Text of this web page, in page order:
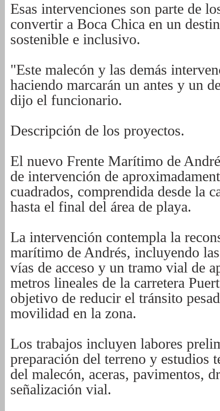
Esas intervenciones son parte de
convertir a Boca Chica en un
sostenible e inclusivo.
"Este malecón y las demás
haciendo marcarán un antes y un
dijo el funcionario.
Descripción de los proyectos.
El nuevo Frente Marítimo de
de intervención de
cuadrados, comprendida desde la
hasta el final del área de playa.
La intervención contempla la
marítimo de Andrés, incluyendo
vías de acceso y un tramo vial de
metros lineales de la carretera
objetivo de reducir el tránsito
movilidad en la zona.
Los trabajos incluyen labores
preparación del terreno y estudios
del malecón, aceras, pavimentos,
señalización vial.